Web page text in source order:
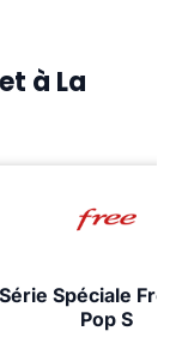
à La
Série Spéciale
Pop S